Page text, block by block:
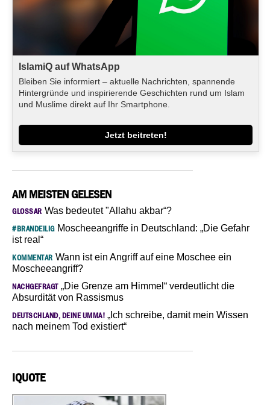
IslamiQ auf WhatsApp
Bleiben Sie informiert – aktuelle Nachrichten, spannende
Hintergründe und inspirierende Geschichten rund um Islam
und Muslime direkt auf Ihr Smartphone.
Jetzt beitreten!
AM MEISTEN GELESEN
GLOSSAR Was bedeutet "Allahu akbar“?
#BRANDEILIGMoscheeangriffe in Deutschland: „Die Gefahr
ist real“
KOMMENTAR Wann ist ein Angriff auf eine Moschee ein
Moscheeangriff?
NACHGEFRAGT„Die Grenze am Himmel“ verdeutlicht die
Absurdität von Rassismus
DEUTSCHLAND, DEINE UMMA! „Ich schreibe, damit mein Wissen
nach meinem Tod existiert“
IQUOTE